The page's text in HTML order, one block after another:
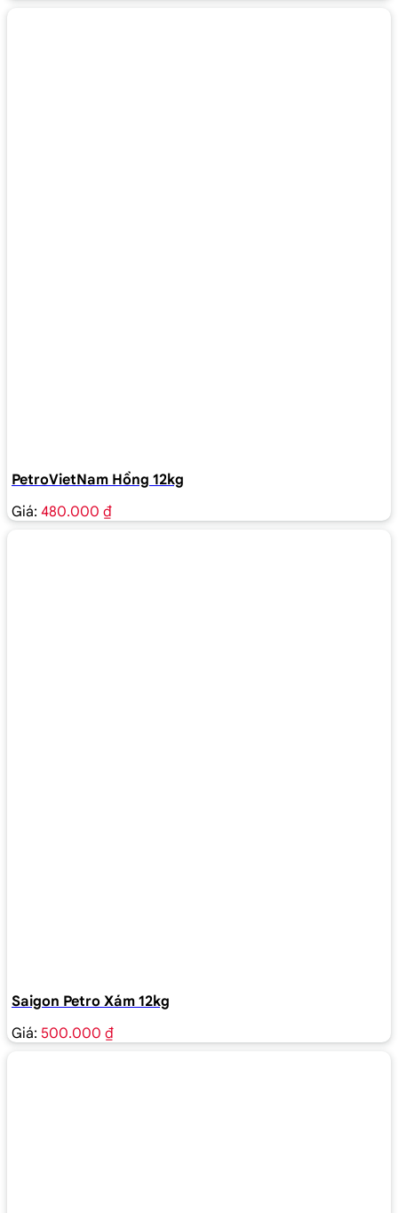
PetroVietNam Hồng 12kg
Giá: 480.000 ₫
Saigon Petro Xám 12kg
Giá: 500.000 ₫